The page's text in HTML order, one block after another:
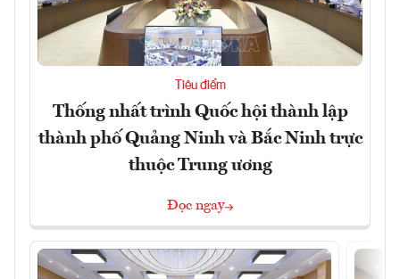
Tiêu điểm
Thống nhất trình Quốc hội thành lập
thành phố Quảng Ninh và Bắc Ninh trực
thuộc Trung ương
Đọc ngay